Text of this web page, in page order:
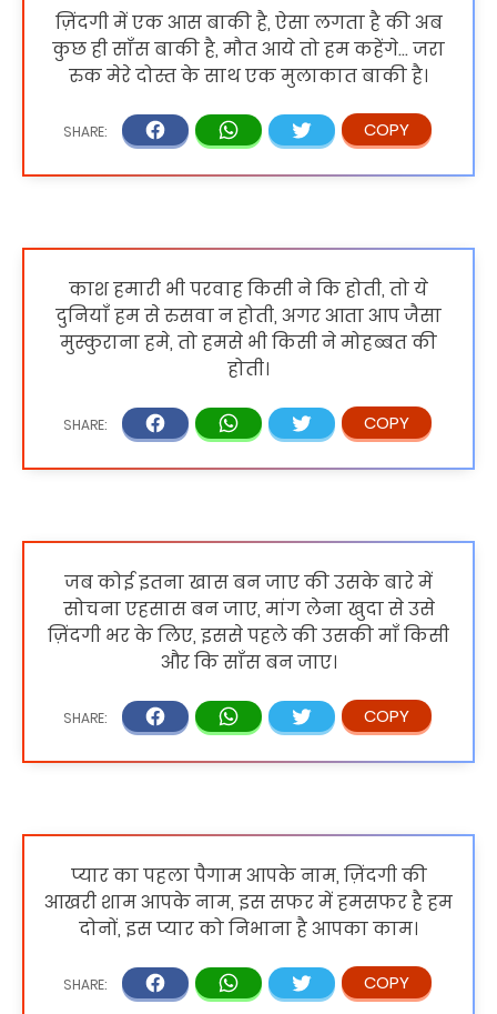
ज़िंदगी में एक आस बाकी है, ऐसा लगता है की अब
कुछ ही साँस बाकी है, मौत आये तो हम कहेंगे... जरा
रुक मेरे दोस्त के साथ एक मुलाकात बाकी है।
काश हमारी भी परवाह किसी ने कि होती, तो ये
दुनियाँ हम से रुसवा न होती, अगर आता आप जैसा
मुस्कुराना हमे, तो हमसे भी किसी ने मोहब्बत की
होती।
जब कोई इतना खास बन जाए की उसके बारे में
सोचना एहसास बन जाए, मांग लेना खुदा से उसे
ज़िंदगी भर के लिए, इससे पहले की उसकी माँ किसी
और कि साँस बन जाए।
प्यार का पहला पैगाम आपके नाम, ज़िंदगी की
आखरी शाम आपके नाम, इस सफर में हमसफर है हम
दोनों, इस प्यार को निभाना है आपका काम।